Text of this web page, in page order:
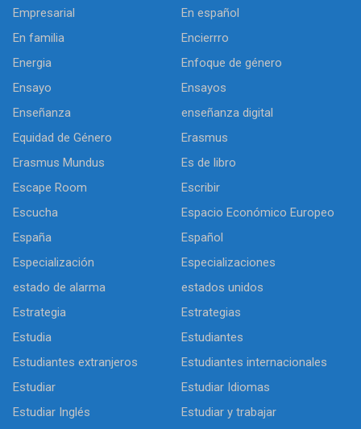
Empresarial
En español
En familia
Encierrro
Energia
Enfoque de género
Ensayo
Ensayos
Enseñanza
enseñanza digital
Equidad de Género
Erasmus
Erasmus Mundus
Es de libro
Escape Room
Escribir
Escucha
Espacio Económico Europeo
España
Español
Especialización
Especializaciones
estado de alarma
estados unidos
Estrategia
Estrategias
Estudia
Estudiantes
Estudiantes extranjeros
Estudiantes internacionales
Estudiar
Estudiar Idiomas
Estudiar Inglés
Estudiar y trabajar